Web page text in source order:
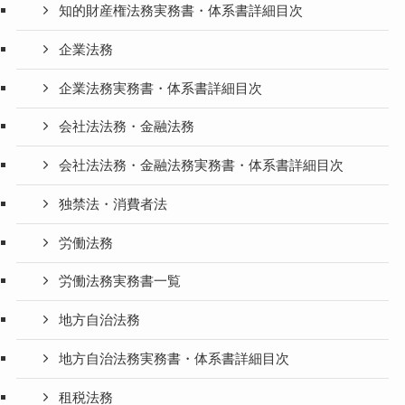
知的財産権法務実務書・体系書詳細目次
企業法務
企業法務実務書・体系書詳細目次
会社法法務・金融法務
会社法法務・金融法務実務書・体系書詳細目次
独禁法・消費者法
労働法務
労働法務実務書一覧
地方自治法務
地方自治法務実務書・体系書詳細目次
租税法務